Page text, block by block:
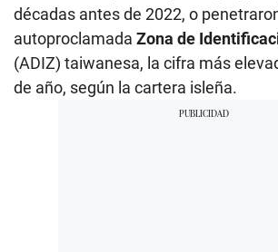
décadas antes de 2022, o
autoproclamada Zona de
(ADIZ) taiwanesa, la cifra más
de año, según la cartera isleña.